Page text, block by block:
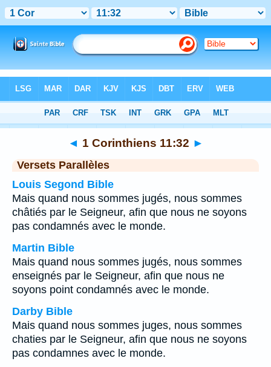
> Chapitre 11 > Verset 32
◄ 1 Corinthiens 11:32 ►
Versets Parallèles
Louis Segond Bible
Mais quand nous sommes jugés, nous sommes
châtiés par le Seigneur, afin que nous ne soyons
pas condamnés avec le monde.
Martin Bible
Mais quand nous sommes jugés, nous sommes
enseignés par le Seigneur, afin que nous ne
soyons point condamnés avec le monde.
Darby Bible
Mais quand nous sommes juges, nous sommes
chaties par le Seigneur, afin que nous ne soyons
pas condamnes avec le monde.